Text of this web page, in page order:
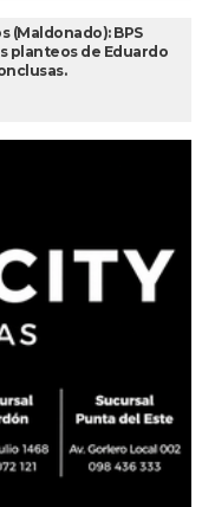
(Maldonado): BPS
planteos de Eduardo